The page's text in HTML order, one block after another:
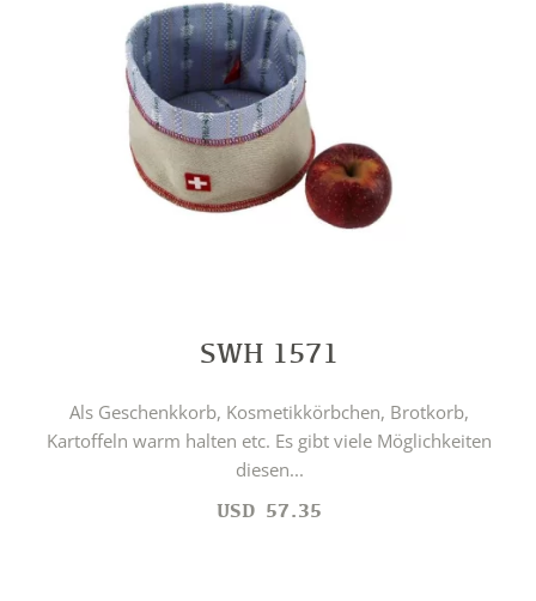
SWH 1571
Als Geschenkkorb, Kosmetikkörbchen, Brotkorb,
Kartoffeln warm halten etc. Es gibt viele Möglichkeiten
diesen...
USD 57.35